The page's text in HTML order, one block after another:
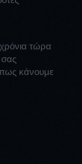
τώρα
κάνουμε